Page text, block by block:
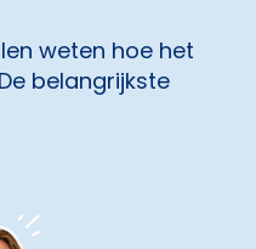
weten hoe het
belangrijkste